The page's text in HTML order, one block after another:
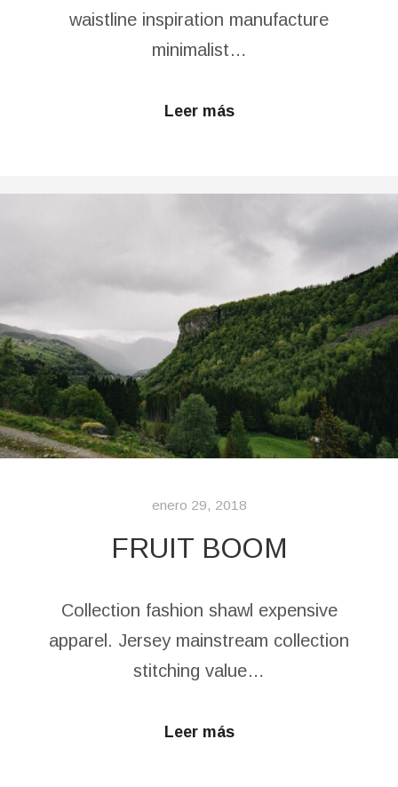
waistline inspiration manufacture
minimalist…
Leer más
enero 29, 2018
FRUIT BOOM
Collection fashion shawl expensive
apparel. Jersey mainstream collection
stitching value…
Leer más